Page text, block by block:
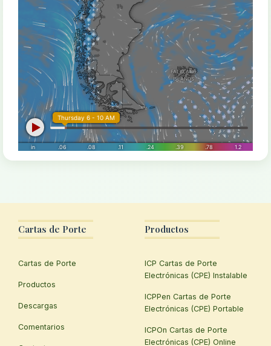
Cartas de Porte
Cartas de Porte
Productos
Descargas
Comentarios
Productos
ICP Cartas de Porte
Electrónicas (CPE) Instalable
ICPPen Cartas de Porte
Electrónicas (CPE) Portable
ICPOn Cartas de Porte
Electrónicas (CPE) Online